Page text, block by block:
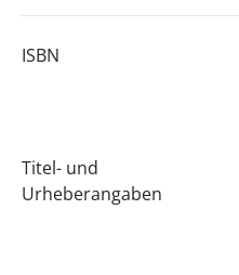
ISBN
Titel- und
Urheberangaben